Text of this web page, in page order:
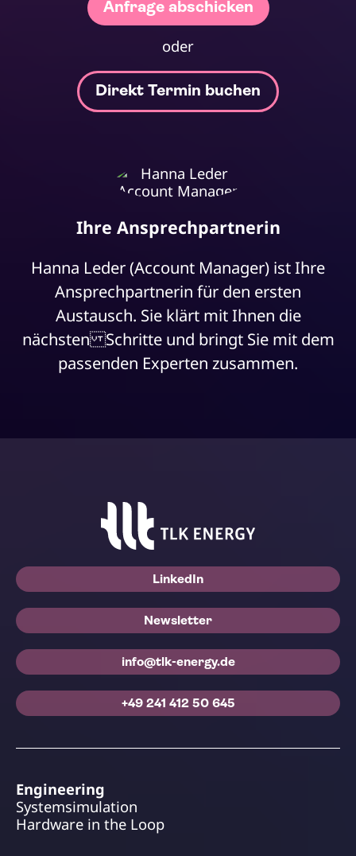
oder
Direkt Termin buchen
Ihre Ansprechpartnerin
Hanna Leder (Account Manager) ist Ihre
Ansprechpartnerin für den ersten
Austausch. Sie klärt mit Ihnen die
nächsten Schritte und bringt Sie mit dem
passenden Experten zusammen.
LinkedIn
Newsletter
info@tlk-energy.de
+49 241 412 50 645
Engineering
Systemsimulation
Hardware in the Loop